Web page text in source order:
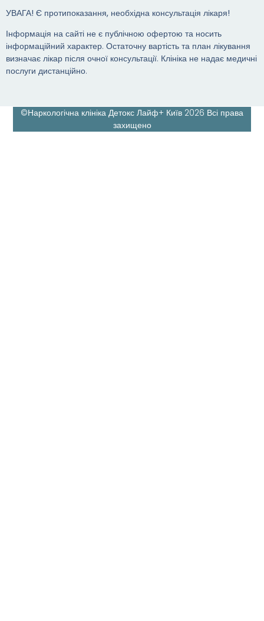
УВАГА! Є протипоказання, необхідна консультація лікаря!
Інформація на сайті не є публічною офертою та носить
інформаційний характер. Остаточну вартість та план лікування
визначає лікар після очної консультації. Клініка не надає медичні
послуги дистанційно.
©Наркологічна клініка Детокс Лайф+ Київ 2026 Всі права
захищено